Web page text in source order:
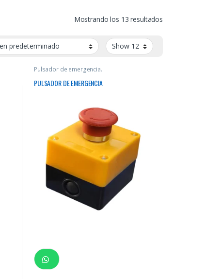
Mostrando los 13 resultados
Pulsador de emergencia.
PULSADOR DE EMERGENCIA